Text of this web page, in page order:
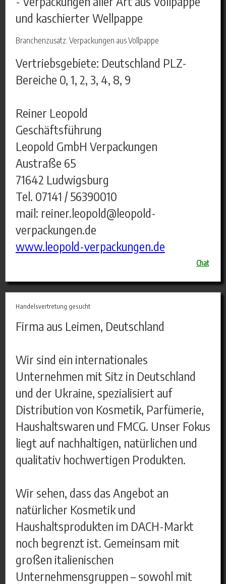
und kaschierter Wellpappe
Branchenzusatz: Verpackungen aus Vollpappe
Vertriebsgebiete: Deutschland PLZ-
Bereiche 0, 1, 2, 3, 4, 8, 9
Reiner Leopold
Geschäftsführung
Leopold GmbH Verpackungen
Austraße 65
71642 Ludwigsburg
Tel. 07141 / 56390010
mail: reiner.leopold@leopold-
verpackungen.de
www.leopold-verpackungen.de
Chat
Handelsvertretung gesucht
Firma aus Leimen, Deutschland
Wir sind ein internationales
Unternehmen mit Sitz in Deutschland
und der Ukraine, spezialisiert auf
Distribution von Kosmetik, Parfümerie,
Haushaltswaren und FMCG. Unser Fokus
liegt auf nachhaltigen, natürlichen und
qualitativ hochwertigen Produkten.
Wir sehen, dass das Angebot an
natürlicher Kosmetik und
Haushaltsprodukten im DACH-Markt
noch begrenzt ist. Gemeinsam mit
großen italienischen
Unternehmensgruppen – sowohl mit